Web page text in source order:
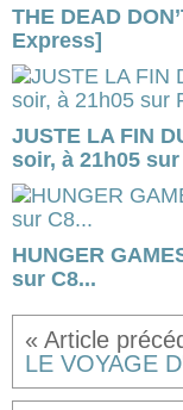
THE DEAD
Express]
JUSTE LA FIN
soir, à 21h05
HUNGER
sur C8...